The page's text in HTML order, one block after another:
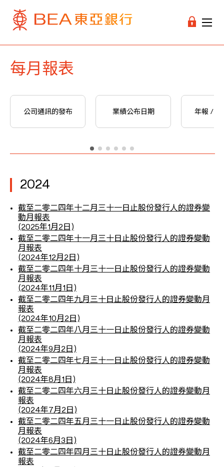
每月報表
公司通訊的發布 業績公布日期 年報 / 中
2024
截至二零二四年十二月三十一日止股份發行人的證券變
動月報表
(2025年1月2日)
截至二零二四年十一月三十日止股份發行人的證券變動
月報表
(2024年12月2日)
截至二零二四年十月三十一日止股份發行人的證券變動
月報表
(2024年11月1日)
截至二零二四年九月三十日止股份發行人的證券變動月
報表
(2024年10月2日)
截至二零二四年八月三十一日止股份發行人的證券變動
月報表
(2024年9月2日)
截至二零二四年七月三十一日止股份發行人的證券變動
月報表
(2024年8月1日)
截至二零二四年六月三十日止股份發行人的證券變動月
報表
(2024年7月2日)
截至二零二四年五月三十一日止股份發行人的證券變動
月報表
(2024年6月3日)
截至二零二四年四月三十日止股份發行人的證券變動月
報表